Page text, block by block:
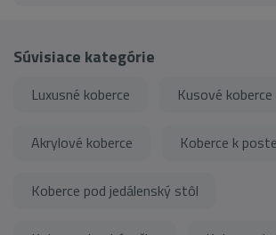
Súvisiace kategórie
Luxusné koberce Kusové koberce
Akrylové koberce Koberce k
Koberce pod jedálenský stôl